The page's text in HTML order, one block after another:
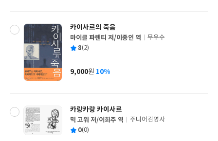
카이사르의 죽음
글
쓴
마이클 파렌티 저/이종인 역
출
사
무우수
평 8(2)
가
9,000원 10%
카랑카랑 카이사르
글
쓴
믹 고워 저/이희주 역
출
주니어김영사
평 0(0)